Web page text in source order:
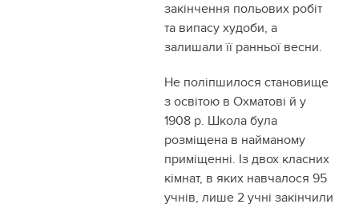
закінчення польових робіт
та випасу худоби, а
залишали її ранньої весни.
Не поліпшилося становище
з освітою в Охматові й у
1908 р. Школа була
розміщена в найманому
приміщенні. Із двох класних
кімнат, в яких навчалося 95
учнів, лише 2 учні закінчили